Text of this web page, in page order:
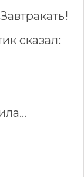
сказал: